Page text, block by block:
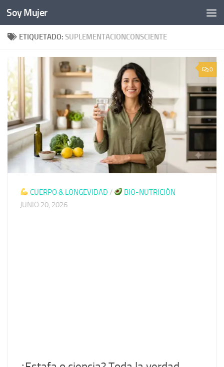
Bajo el contenido
Soy Mujer
ETIQUETADO: SUPLEMENTACIONCONSCIENTE
0
CUERPO & LONGEVIDAD /
BIO-NUTRICIÓN
JUNIO 20, 2026